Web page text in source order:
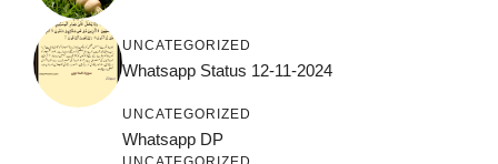
UNCATEGORIZED
Whatsapp Status 12-11-2024
UNCATEGORIZED
Whatsapp DP